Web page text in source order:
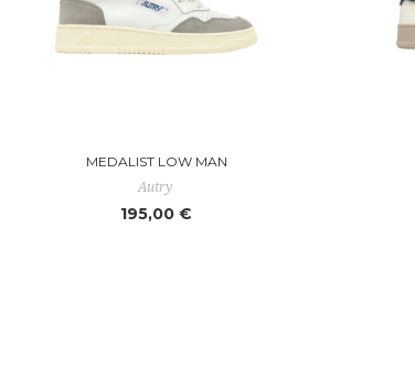
MEDALIST LOW MAN
Autry
195,00 €